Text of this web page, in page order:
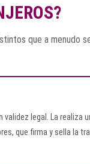
que a menudo
legal. La realiza
que firma y sella la